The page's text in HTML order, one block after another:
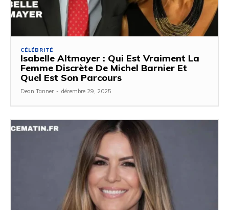
CÉLÉBRITÉ
Isabelle Altmayer : Qui Est Vraiment La
Femme Discrète De Michel Barnier Et
Quel Est Son Parcours
Dean Tanner - décembre 29, 2025